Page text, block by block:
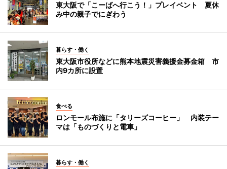
東大阪で「こーばへ行こう！」プレイベント 夏休
み中の親子でにぎわう
暮らす・働く
東大阪市役所などに熊本地震災害義援金募金箱 市
内9カ所に設置
食べる
ロンモール布施に「タリーズコーヒー」 内装テー
マは「ものづくりと電車」
暮らす・働く